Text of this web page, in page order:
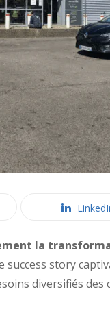
la
success story
diversifiés des